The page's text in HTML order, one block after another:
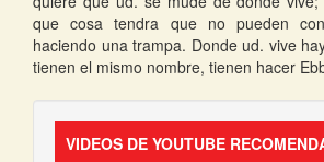
que cosa tendra que no pueden
haciendo una trampa. Donde ud. vive
tienen el mismo nombre, tienen hacer
VIDEOS DE YOUTUBE